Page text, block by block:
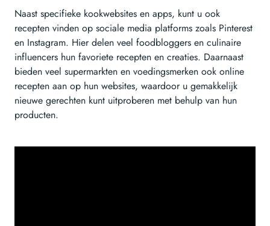
Naast specifieke kookwebsites en apps, kunt u ook
recepten vinden op sociale media platforms zoals Pinterest
en Instagram. Hier delen veel foodbloggers en culinaire
influencers hun favoriete recepten en creaties. Daarnaast
bieden veel supermarkten en voedingsmerken ook online
recepten aan op hun websites, waardoor u gemakkelijk
nieuwe gerechten kunt uitproberen met behulp van hun
producten.